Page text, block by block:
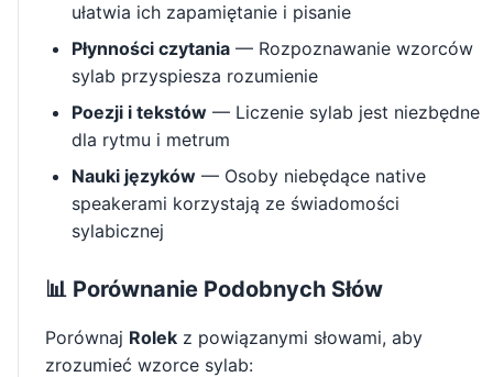
ułatwia ich zapamiętanie i pisanie
Płynności czytania — Rozpoznawanie wzorców
sylab przyspiesza rozumienie
Poezji i tekstów — Liczenie sylab jest niezbędne
dla rytmu i metrum
Nauki języków — Osoby niebędące native
speakerami korzystają ze świadomości
sylabicznej
📊 Porównanie Podobnych Słów
Porównaj Rolek z powiązanymi słowami, aby
zrozumieć wzorce sylab: